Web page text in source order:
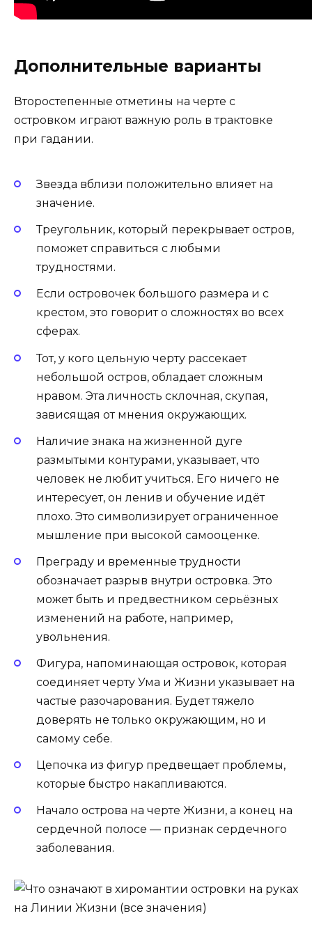
Дополнительные варианты
Второстепенные отметины на черте с
островком играют важную роль в трактовке
при гадании.
Звезда вблизи положительно влияет на
значение.
Треугольник, который перекрывает остров,
поможет справиться с любыми
трудностями.
Если островочек большого размера и с
крестом, это говорит о сложностях во всех
сферах.
Тот, у кого цельную черту рассекает
небольшой остров, обладает сложным
нравом. Эта личность склочная, скупая,
зависящая от мнения окружающих.
Наличие знака на жизненной дуге
размытыми контурами, указывает, что
человек не любит учиться. Его ничего не
интересует, он ленив и обучение идёт
плохо. Это символизирует ограниченное
мышление при высокой самооценке.
Преграду и временные трудности
обозначает разрыв внутри островка. Это
может быть и предвестником серьёзных
изменений на работе, например,
увольнения.
Фигура, напоминающая островок, которая
соединяет черту Ума и Жизни указывает на
частые разочарования. Будет тяжело
доверять не только окружающим, но и
самому себе.
Цепочка из фигур предвещает проблемы,
которые быстро накапливаются.
Начало острова на черте Жизни, а конец на
сердечной полосе — признак сердечного
заболевания.